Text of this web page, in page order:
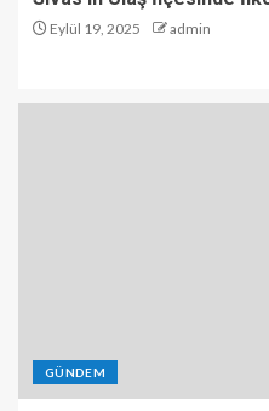
Eylül 19, 2025 admin
GÜNDEM